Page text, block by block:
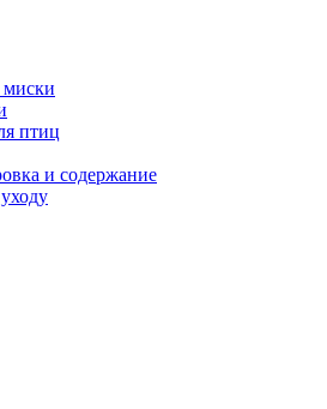
птиц
и содержание